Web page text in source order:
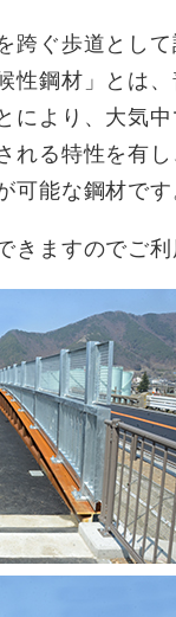
ぐ歩道とし
性鋼材」とは
により、大気
れる特性を有
可能な鋼材です
ますのでご利